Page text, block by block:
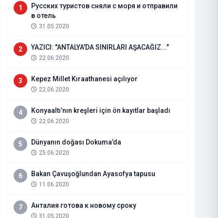
İNCİ AYGÜN KİMDİR?
1
Русских туристов сняли с моря и отправили
в отель
31.05.2020
2 YAZICI: "ANTALYA'DA SINIRLARI AŞACAĞIZ..."
22.06.2020
3 Kepez Millet Kıraathanesi açılıyor
22.06.2020
4 Konyaaltı’nın kreşleri için ön kayıtlar başladı
22.06.2020
5 Dünyanın doğası Dokuma’da
25.06.2020
6 Bakan Çavuşoğlundan Ayasofya tapusu
11.06.2020
7 Анталия готова к новому сроку
31.05.2020